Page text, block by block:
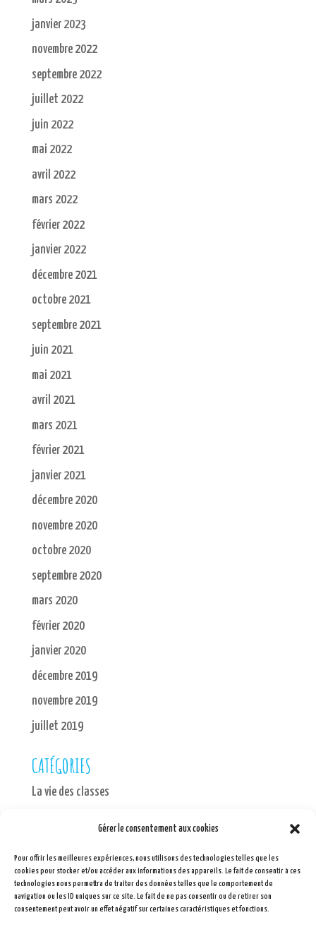
Gérer le consentement aux cookies
Pour offrir les meilleures expériences, nous utilisons des technologies telles que les
cookies pour stocker et/ou accéder aux informations des appareils. Le fait de consentir à ces
technologies nous permettra de traiter des données telles que le comportement de
navigation ou les ID uniques sur ce site. Le fait de ne pas consentir ou de retirer son
consentement peut avoir un effet négatif sur certaines caractéristiques et fonctions.
janvier 2023
novembre 2022
septembre 2022
juillet 2022
juin 2022
mai 2022
avril 2022
mars 2022
février 2022
janvier 2022
décembre 2021
octobre 2021
septembre 2021
juin 2021
mai 2021
avril 2021
mars 2021
février 2021
janvier 2021
décembre 2020
novembre 2020
octobre 2020
septembre 2020
mars 2020
février 2020
janvier 2020
décembre 2019
novembre 2019
juillet 2019
CATÉGORIES
La vie des classes
Connexion
Flux des publications
Flux des commentaires